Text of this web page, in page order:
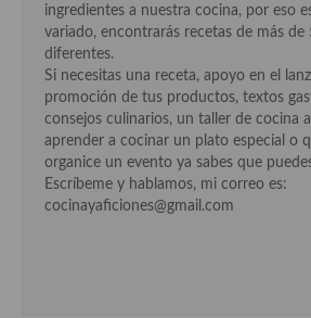
Cocina de Ucrania
Cocina Francesa
Cocina Griega
Cocina Holandesa
ingredientes a nuestra cocina, por eso
variado, encontrarás recetas de más de
diferentes.
Si necesitas una receta, apoyo en el
promoción de tus productos, textos
consejos culinarios, un taller de cocina
aprender a cocinar un plato especial o
organice un evento ya sabes que
Escríbeme y hablamos, mi correo es:
cocinayaficiones@gmail.com